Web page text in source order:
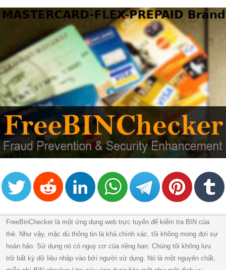
FreeBinChecker là một ứng dụng web trực tuyến để kiểm tra BIN của
thẻ. Như vậy, mặc dù thông tin là khá chính xác, tôi không mong đợi sự
hoàn hảo. Sử dụng nó có nguy cơ của riêng bạn. Chúng tôi không lưu
trữ bất kỳ dữ liệu nhập vào bởi người sử dụng. Nó là một nguyên chất,